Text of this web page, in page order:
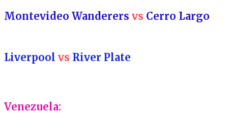
Montevideo Wanderers vs Cerro Largo
Liverpool vs River Plate
Venezuela: